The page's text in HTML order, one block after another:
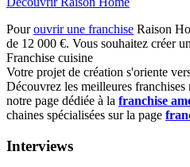
Pourouvrir une franchise Raison
de 12 000 €. Vous souhaitez créer
Franchise cuisine
Votre projet de création s'oriente
Découvrez les meilleures franchises
notre page dédiée à la franchise
chaines spécialisées sur la page
Interviews